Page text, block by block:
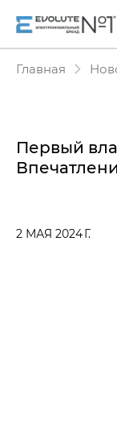
Главная
Первый
2 МАЯ 2024 Г.